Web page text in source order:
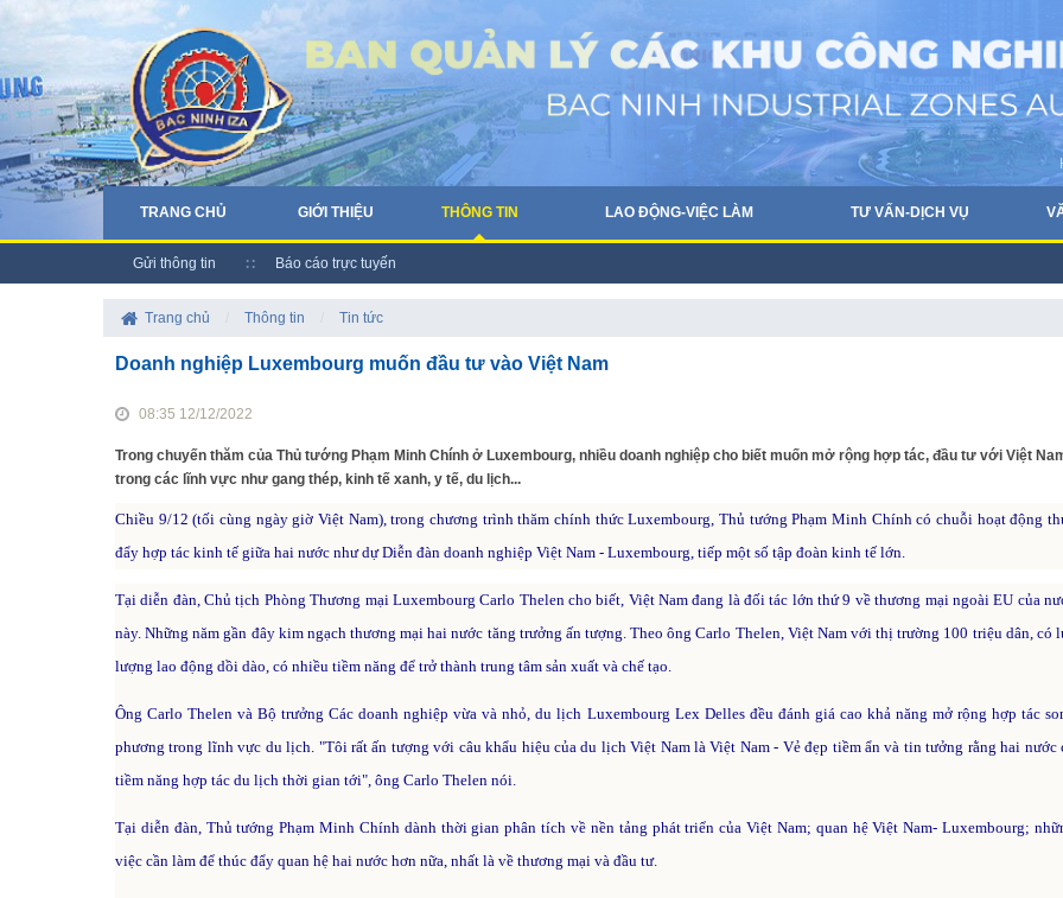
TRANG CHỦ GIỚI THIỆU THÔNG TIN LAO ĐỘNG-VIỆC LÀM TƯ VẤN-DỊCH VỤ
Gửi thông tin Báo cáo trực tuyến
Trang chủ Thông tin Tin tức
Doanh nghiệp Luxembourg muốn đầu tư vào Việt Nam
08:35 12/12/2022
Trong chuyến thăm của Thủ tướng Phạm Minh Chính ở Luxembourg, nhiều doanh nghiệp cho biết muốn mở rộng hợp tác, đầu tư với Việt
trong các lĩnh vực như gang thép, kinh tế xanh, y tế, du lịch...
Chiều 9/12 (tối cùng ngày giờ Việt Nam), trong chương trình thăm chính thức Luxembourg, Thủ tướng Phạm Minh Chính có chuỗi hoạt động
đẩy hợp tác kinh tế giữa hai nước như dự Diễn đàn doanh nghiệp Việt Nam - Luxembourg, tiếp một số tập đoàn kinh tế lớn.
Tại diễn đàn, Chủ tịch Phòng Thương mại Luxembourg Carlo Thelen cho biết, Việt Nam đang là đối tác lớn thứ 9 về thương mại ngoài EU của
này. Những năm gần đây kim ngạch thương mại hai nước tăng trưởng ấn tượng. Theo ông Carlo Thelen, Việt Nam với thị trường 100 triệu dân, có
lượng lao động dồi dào, có nhiều tiềm năng để trở thành trung tâm sản xuất và chế tạo.
Ông Carlo Thelen và Bộ trưởng Các doanh nghiệp vừa và nhỏ, du lịch Luxembourg Lex Delles đều đánh giá cao khả năng mở rộng hợp tác
phương trong lĩnh vực du lịch. "Tôi rất ấn tượng với câu khẩu hiệu của du lịch Việt Nam là Việt Nam - Vẻ đẹp tiềm ẩn và tin tưởng rằng hai nước
tiềm năng hợp tác du lịch thời gian tới", ông Carlo Thelen nói.
Tại diễn đàn, Thủ tướng Phạm Minh Chính dành thời gian phân tích về nền tảng phát triển của Việt Nam; quan hệ Việt Nam- Luxembourg;
việc cần làm để thúc đẩy quan hệ hai nước hơn nữa, nhất là về thương mại và đầu tư.